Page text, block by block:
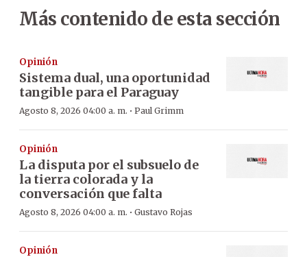
Más contenido de esta sección
Opinión
Sistema dual, una oportunidad
tangible para el Paraguay
Agosto 8, 2026 04:00 a. m. · Paul Grimm
Opinión
La disputa por el subsuelo de
la tierra colorada y la
conversación que falta
Agosto 8, 2026 04:00 a. m. · Gustavo Rojas
Opinión